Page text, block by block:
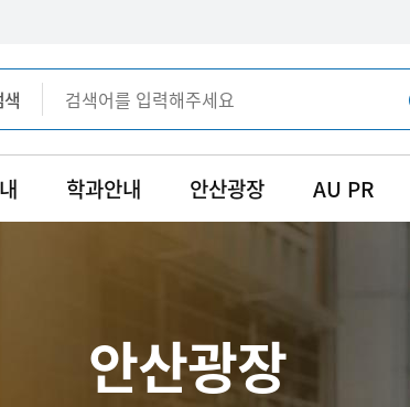
학과안내 안산광장 AU PR
안산광장